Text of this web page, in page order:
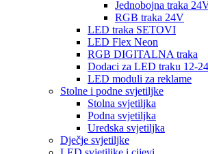
Jednobojna traka
RGB traka 24V
LED traka SETOVI
LED Flex Neon
RGB DIGITALNA traka
Dodaci za LED traku 12-
LED moduli za reklame
Stolne i podne svjetiljke
Stolna svjetiljka
Podna svjetiljka
Uredska svjetiljka
Dječje svjetiljke